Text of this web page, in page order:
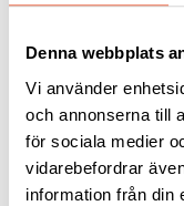
Denna webbplats
Vi använder
och annonserna till
för sociala medier
vidarebefordrar
information från din
Läs hela